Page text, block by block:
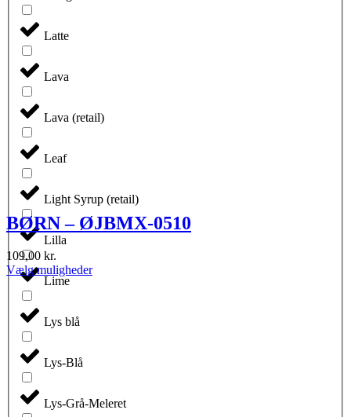
Latte
Lava
Lava (retail)
Leaf
Light Syrup (retail)
Lilla
Lime
Lys blå
Lys-Blå
Lys-Grå-Meleret
BØRN – ØJBMX-0510
109,00 kr.
Vælg mulighederDette
varesiden